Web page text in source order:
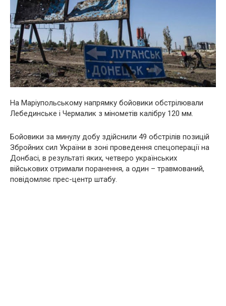
На Маріупольському напрямку бойовики обстрілювали
Лебединське і Чермалик з мінометів калібру 120 мм.
Бойовики за минулу добу здійснили 49 обстрілів позицій
Збройних сил України в зоні проведення спецоперації на
Донбасі, в результаті яких, четверо українських
військових отримали поранення, а один – травмований,
повідомляє прес-центр штабу.